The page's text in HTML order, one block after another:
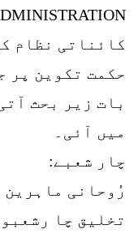
کائناتی نظام
حکمت تکوین پر
بات زیر بحث
میں آئی۔
چار شعبے:
رُوحانی
تخلیق چا